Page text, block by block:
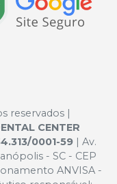
reservados |
CENTER
0001-59 | Av.
- SC - CEP
ANVISA -